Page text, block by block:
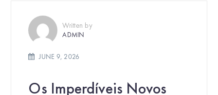
Written by
ADMIN
JUNE 9, 2026
Os Imperdíveis Novos